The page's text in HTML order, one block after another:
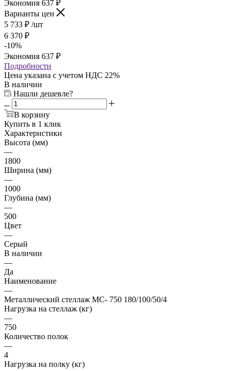
Экономия 637 ₽
Варианты цен
5 733 ₽ /шт
6 370 ₽
-10%
Экономия 637 ₽
Подробности
Цена указана с учетом НДС 22%
В наличии
Нашли дешевле?
В корзину
Купить в 1 клик
Характеристики
Высота (мм)
—
1800
Ширина (мм)
—
1000
Глубина (мм)
—
500
Цвет
—
Серый
В наличии
—
Да
Наименование
—
Металлический стеллаж МС- 750 180/100/50/4
Нагрузка на стеллаж (кг)
—
750
Количество полок
—
4
Нагрузка на полку (кг)